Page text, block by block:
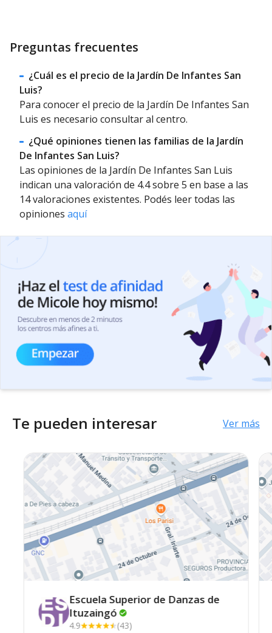
Preguntas frecuentes
¿Cuál es el precio de la Jardín De Infantes San
Luis?
Para conocer el precio de la Jardín De Infantes San
Luis es necesario consultar al centro.
¿Qué opiniones tienen las familias de la Jardín
De Infantes San Luis?
Las opiniones de la Jardín De Infantes San Luis
indican una valoración de 4.4 sobre 5 en base a las
14 valoraciones existentes. Podés leer todas las
opiniones aquí
Te pueden interesar Ver más
Escuela Superior de Danzas de
Ituzaingó
4.9
(43)